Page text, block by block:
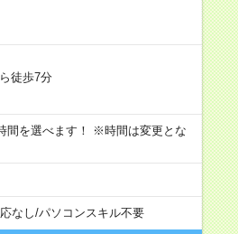
徒歩7分
間を選べます！ ※時間は変更とな
なし/パソコンスキル不要